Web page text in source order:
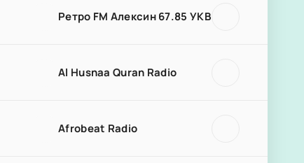
Ретро FM Алексин 67.85 УКВ
Al Husnaa Quran Radio
Afrobeat Radio